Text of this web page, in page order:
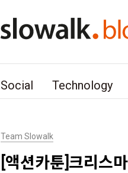
Social Technology
Team Slowalk
[액션카툰]크리스